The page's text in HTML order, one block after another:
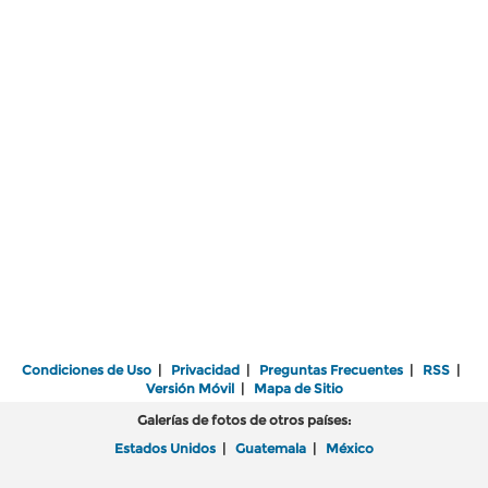
Condiciones de Uso | Privacidad | Preguntas Frecuentes | RSS |
Versión Móvil| Mapa de Sitio
Galerías de fotos de otros países:
Estados Unidos | Guatemala | México